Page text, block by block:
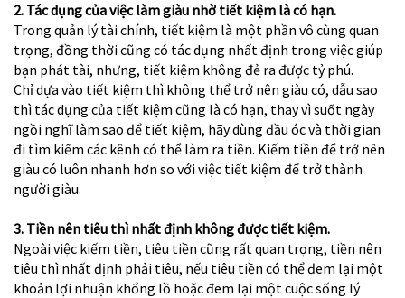
2. Tác dụng của việc làm giàu nhờ tiết kiệm là có hạn.
Trong quản lý tài chính, tiết kiệm là một phần vô cùng quan
trọng, đồng thời cũng có tác dụng nhất định trong việc giúp
bạn phát tài, nhưng, tiết kiệm không đẻ ra được tỷ phú.
Chỉ dựa vào tiết kiệm thì không thể trở nên giàu có, dẫu sao
thì tác dụng của tiết kiệm cũng là có hạn, thay vì suốt ngày
ngồi nghĩ làm sao để tiết kiệm, hãy dùng đầu óc và thời gian
đi tìm kiếm các kênh có thể làm ra tiền. Kiếm tiền để trở nên
giàu có luôn nhanh hơn so với việc tiết kiệm để trở thành
người giàu.
3. Tiền nên tiêu thì nhất định không được tiết kiệm.
Ngoài việc kiếm tiền, tiêu tiền cũng rất quan trọng, tiền nên
tiêu thì nhất định phải tiêu, nếu tiêu tiền có thể đem lại một
khoản lợi nhuận khổng lồ hoặc đem lại một cuộc sống lý